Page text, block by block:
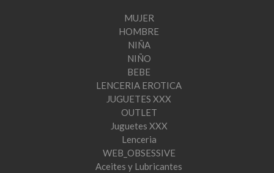
MUJER
HOMBRE
NIÑA
NIÑO
BEBE
LENCERIA EROTICA
JUGUETES XXX
OUTLET
Juguetes XXX
Lenceria
WEB_OBSESSIVE
Aceites y Lubricantes